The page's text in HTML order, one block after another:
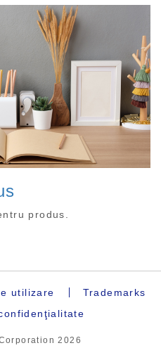
produs.
utilizare
Trademarks
2026